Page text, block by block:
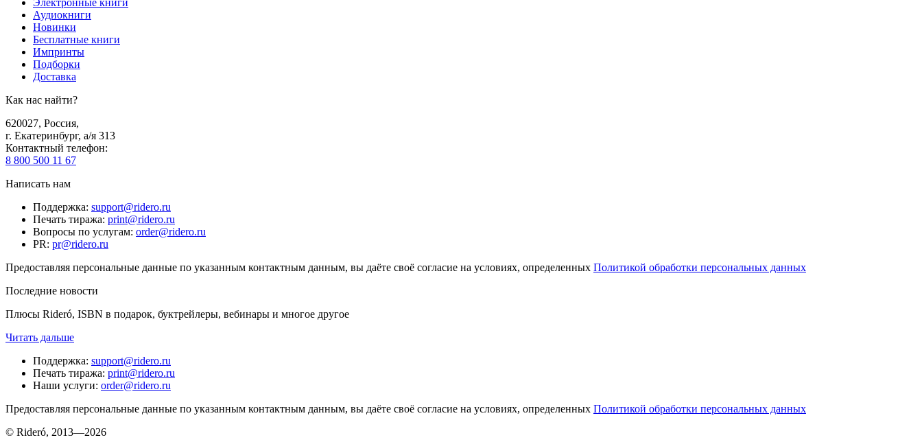
Аудиокниги
Новинки
Бесплатные книги
Импринты
Подборки
Доставка
Как нас найти?
620027, Россия,
г. Екатеринбург, а/я 313
Контактный телефон:
8 800 500 11 67
Написать нам
Поддержка: support@ridero.ru
Печать тиража: print@ridero.ru
Вопросы по услугам: order@ridero.ru
PR: pr@ridero.ru
Предоставляя персональные данные по указанным контактным данным, вы даёте своё согласие на условиях, определенных Политикой обработки персональных данных
Последние новости
Плюсы Rideró, ISBN в подарок, буктрейлеры, вебинары и многое другое
Читать дальше
Поддержка: support@ridero.ru
Печать тиража: print@ridero.ru
Наши услуги: order@ridero.ru
Предоставляя персональные данные по указанным контактным данным, вы даёте своё согласие на условиях, определенных Политикой обработки персональных данных
© Rideró, 2013—2026